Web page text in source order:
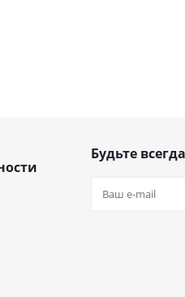
Будьте